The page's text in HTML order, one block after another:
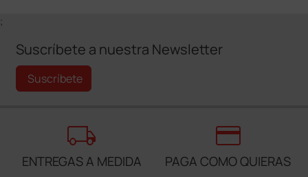
;
Suscríbete a nuestra Newsletter
Suscríbete
local_shipping
ENTREGAS A MEDIDA
credit_card
PAGA COMO QUIERAS